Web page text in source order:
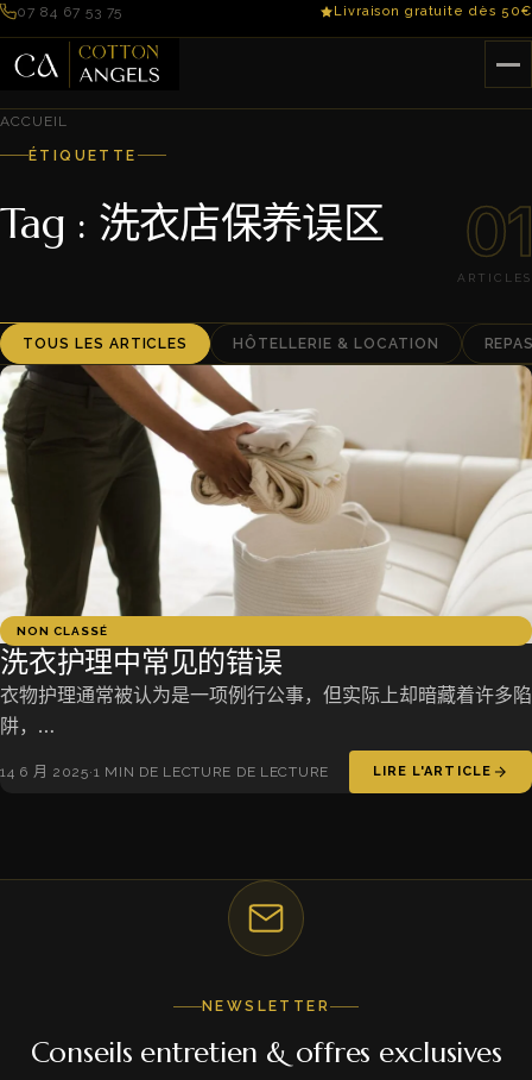
07 84 67 53 75 Livraison gratuite dès 50€
ACCUEIL
ÉTIQUETTE
Tag : 洗衣店保养误区 01
ARTICLES
TOUS LES ARTICLES HÔTELLERIE & LOCATION
NON CLASSÉ
洗衣护理中常见的错误
衣物护理通常被认为是一项例行公事，但实际上却暗藏着许多陷
阱，…
14 6 月 2025·1 MIN DE LECTURE DE LECTURE LIRE L'ARTICLE
NEWSLETTER
Conseils entretien & offres exclusives